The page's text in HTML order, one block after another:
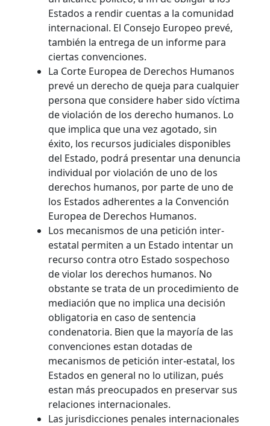
Estados a rendir cuentas a la comunidad
internacional. El Consejo Europeo prevé,
también la entrega de un informe para
ciertas convenciones.
La Corte Europea de Derechos Humanos
prevé un derecho de queja para cualquier
persona que considere haber sido víctima
de violación de los derecho humanos. Lo
que implica que una vez agotado, sin
éxito, los recursos judiciales disponibles
del Estado, podrá presentar una denuncia
individual por violación de uno de los
derechos humanos, por parte de uno de
los Estados adherentes a la Convención
Europea de Derechos Humanos.
Los mecanismos de una petición inter-
estatal permiten a un Estado intentar un
recurso contra otro Estado sospechoso
de violar los derechos humanos. No
obstante se trata de un procedimiento de
mediación que no implica una decisión
obligatoria en caso de sentencia
condenatoria. Bien que la mayoría de las
convenciones estan dotadas de
mecanismos de petición inter-estatal, los
Estados en general no lo utilizan, pués
estan más preocupados en preservar sus
relaciones internacionales.
Las jurisdicciones penales internacionales